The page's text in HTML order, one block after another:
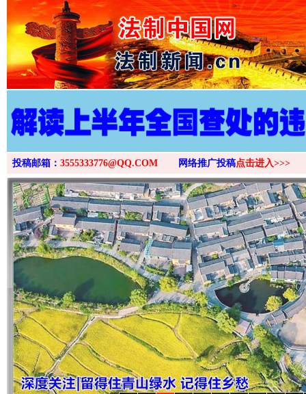
>
投稿邮箱： 3555333776@QQ.COM 网络推广投稿点击进入>>>